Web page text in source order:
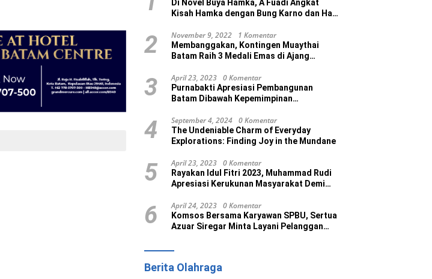
Di Novel Buya Hamka, A Fuadi Angkat
Kisah Hamka dengan Bung Karno dan Haji
2 November 9, 2022 1 Komentar
Membanggakan, Kontingen Muaythai
Batam Raih 3 Medali Emas di Ajang
3 April 23, 2023 0 Komentar
Purnabakti Apresiasi Pembangunan
Batam Dibawah Kepemimpinan
4 September 4, 2024 0 Komentar
The Undeniable Charm of Everyday
Explorations: Finding Joy in the Mundane
5 April 23, 2023 0 Komentar
Rayakan Idul Fitri 2023, Muhammad Rudi
Apresiasi Kerukunan Masyarakat Demi
6 April 24, 2023 0 Komentar
Komsos Bersama Karyawan SPBU, Sertua
Azuar Siregar Minta Layani Pelanggan
Berita Olahraga